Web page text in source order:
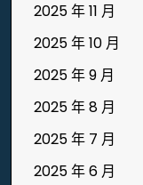
2025 年 11 月
2025 年 10 月
2025 年 9 月
2025 年 8 月
2025 年 7 月
2025 年 6 月